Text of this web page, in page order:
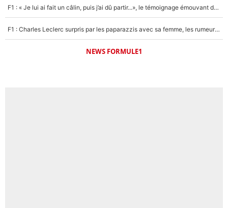
F1 : « Je lui ai fait un câlin, puis j’ai dû partir...», le témoignage émouvant de Max Verstappen sur sa fille
F1 : Charles Leclerc surpris par les paparazzis avec sa femme, les rumeurs étaient vraies !
NEWS FORMULE1